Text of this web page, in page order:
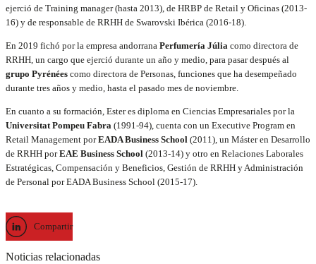
ejerció de Training manager (hasta 2013), de HRBP de Retail y Oficinas (2013-
16) y de responsable de RRHH de Swarovski Ibérica (2016-18).
En 2019 fichó por la empresa andorrana Perfumería Júlia como directora de
RRHH, un cargo que ejerció durante un año y medio, para pasar después al
grupo Pyrénées como directora de Personas, funciones que ha desempeñado
durante tres años y medio, hasta el pasado mes de noviembre.
En cuanto a su formación, Ester es diploma en Ciencias Empresariales por la
Universitat Pompeu Fabra (1991-94), cuenta con un Executive Program en
Retail Management porEADA Business School (2011), un Máster en Desarrollo
de RRHH porEAE Business School (2013-14) y otro en Relaciones Laborales
Estratégicas, Compensación y Beneficios, Gestión de RRHH y Administración
de Personal por EADA Business School (2015-17).
Compartir
Noticias relacionadas